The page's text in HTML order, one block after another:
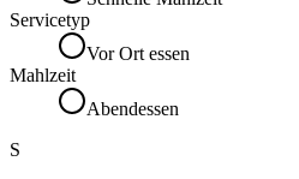
Servicetyp
Vor Ort essen
Mahlzeit
Abendessen
S